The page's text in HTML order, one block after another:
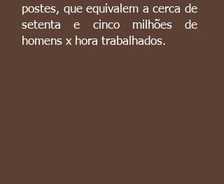
postes, que equivalem a cerca de
setenta e cinco milhões de
homens x hora trabalhados.